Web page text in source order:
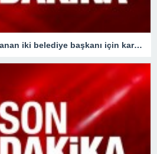
İçişleri Bakanlığı, tutuklanan iki belediye başkanı için karar aldı !